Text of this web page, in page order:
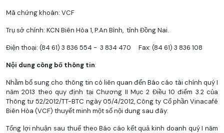
Mã chứng khoán: VCF
Trụ sở chính: KCN Biên Hòa 1, P.An Bình, tỉnh Đồng Nai.
Điện thoại: (84 61) 3 836 554 - 3 834 470 Fax: (84 61) 3 836 108
Nội dung công bố thông tin:
Nhằm bổ sung cho thông tin có liên quan đến Báo cáo tài chính quý I
năm 2013 theo quy định tại Chương II Mục 2 Điều 10 điểm 3.2 của
Thông tư 52/2012/TT-BTC ngày 05/4/2012, Công ty Cổ phần Vinacafé
Biên Hòa (VCF) thuyết minh một số nội dung sau đây:
Tổng lợi nhuận sau thuế theo Báo cáo kết quả kinh doanh quý I năm